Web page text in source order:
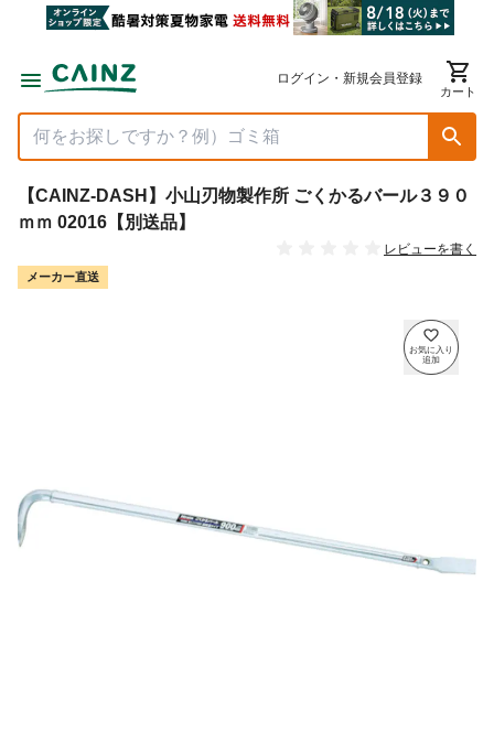
ログイン・新規会員登録
カート
【CAINZ-DASH】小山刃物製作所 ごくかるバール３９０
ｍｍ 02016【別送品】
レビューを書く
メーカー直送